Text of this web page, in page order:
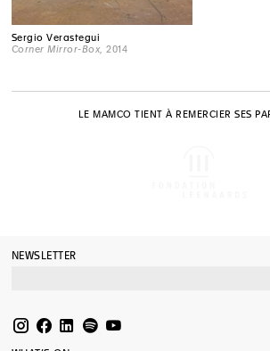
Sergio Verastegui
Corner Mirror-Box , 2014
LE MAMCO TIENT À REMERCIER SES
NEWSLETTER